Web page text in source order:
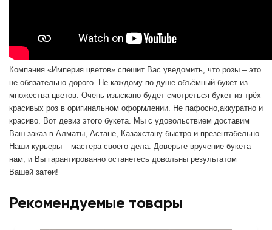
Компания «Империя цветов» спешит Вас уведомить, что розы – это
не обязательно дорого. Не каждому по душе объёмный букет из
множества цветов. Очень изыскано будет смотреться букет из трёх
красивых роз в оригинальном оформлении. Не пафосно,аккуратно и
красиво. Вот девиз этого букета. Мы с удовольствием доставим
Ваш заказ в Алматы, Астане, Казахстану быстро и презентабельно.
Наши курьеры – мастера своего дела. Доверьте вручение букета
нам, и Вы гарантированно останетесь довольны результатом
Вашей затеи!
Рекомендуемые товары